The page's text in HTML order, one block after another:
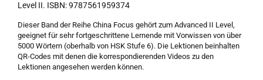
Level II. ISBN: 9787561959374
Dieser Band der Reihe China Focus gehört zum Advanced II Level,
geeignet für sehr fortgeschrittene Lernende mit Vorwissen von über
5000 Wörtern (oberhalb von HSK Stufe 6). Die Lektionen beinhalten
QR-Codes mit denen die korrespondierenden Videos zu den
Lektionen angesehen werden können.